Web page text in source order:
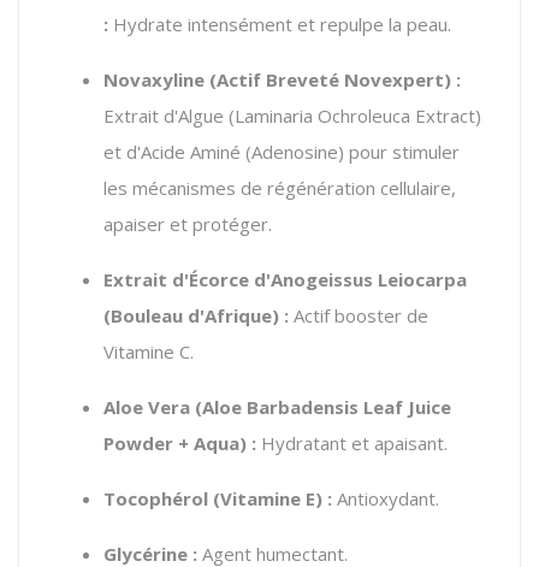
: Hydrate intensément et repulpe la peau.
Novaxyline (Actif Breveté Novexpert) :
Extrait d'Algue (Laminaria Ochroleuca Extract)
et d'Acide Aminé (Adenosine) pour stimuler
les mécanismes de régénération cellulaire,
apaiser et protéger.
Extrait d'Écorce d'Anogeissus Leiocarpa
(Bouleau d'Afrique) : Actif booster de
Vitamine C.
Aloe Vera (Aloe Barbadensis Leaf Juice
Powder + Aqua) : Hydratant et apaisant.
Tocophérol (Vitamine E) : Antioxydant.
Glycérine : Agent humectant.